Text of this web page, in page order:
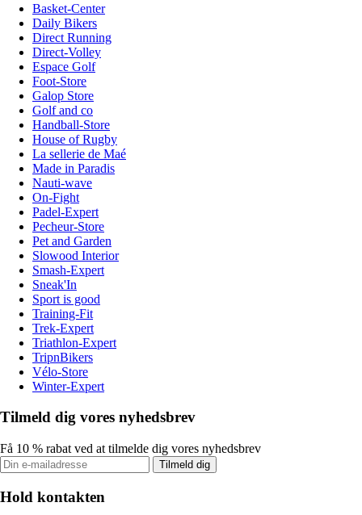
Basket-Center
Daily Bikers
Direct Running
Direct-Volley
Espace Golf
Foot-Store
Galop Store
Golf and co
Handball-Store
House of Rugby
La sellerie de Maé
Made in Paradis
Nauti-wave
On-Fight
Padel-Expert
Pecheur-Store
Pet and Garden
Slowood Interior
Smash-Expert
Sneak'In
Sport is good
Training-Fit
Trek-Expert
Triathlon-Expert
TripnBikers
Vélo-Store
Winter-Expert
Tilmeld dig vores nyhedsbrev
Få 10 % rabat ved at tilmelde dig vores nyhedsbrev
Tilmeld dig
Hold kontakten